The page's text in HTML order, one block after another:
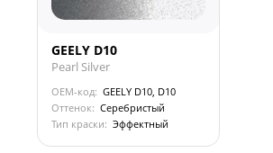
GEELY D10
Pearl Silver
OEM-код: GEELY D10, D10
Оттенок: Серебристый
Тип краски: Эффектный